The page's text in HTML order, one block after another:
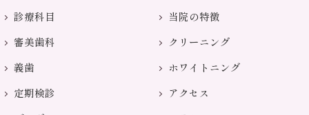
診療科目
当院の特徴
審美歯科
クリーニング
義歯
ホワイトニング
定期検診
アクセス